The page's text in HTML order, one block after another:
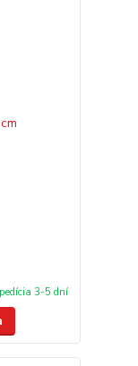
3-5 dní